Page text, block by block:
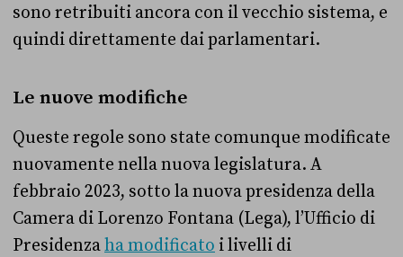
sono retribuiti ancora con il vecchio sistema, e
quindi direttamente dai parlamentari.
Le nuove modifiche
Queste regole sono state comunque modificate
nuovamente nella nuova legislatura. A
febbraio 2023, sotto la nuova presidenza della
Camera di Lorenzo Fontana (Lega), l’Ufficio di
Presidenzaha modificato i livelli di